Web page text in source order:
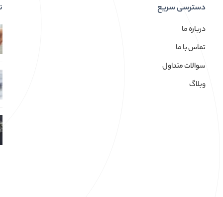
دسترسی سریع
درباره ما
تماس با ما
سوالات متداول
وبلاگ